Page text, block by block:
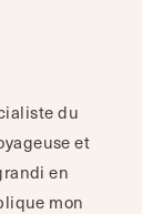
du
et
en
mon